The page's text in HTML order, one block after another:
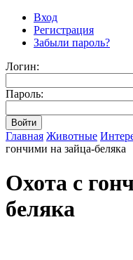
Вход
Регистрация
Забыли пароль?
Логин:
Пароль:
Главная Животные
гончими на зайца-беляка
Охота с
беляка